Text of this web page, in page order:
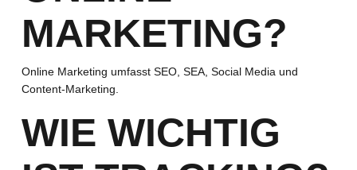
MARKETING?
Online Marketing umfasst SEO, SEA, Social Media und
Content-Marketing.
WIE WICHTIG